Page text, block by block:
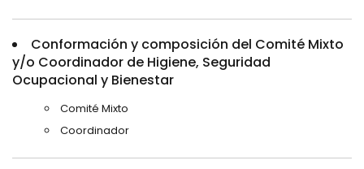
Conformación y composición del Comité Mixto
y/o Coordinador de Higiene, Seguridad
Ocupacional y Bienestar
Comité Mixto
Coordinador